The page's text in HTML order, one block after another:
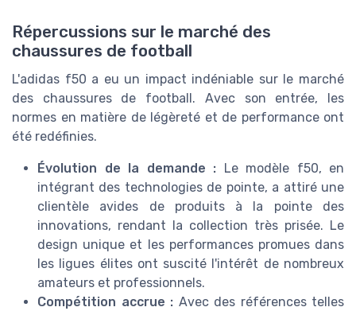
Répercussions sur le marché des
chaussures de football
L'adidas f50 a eu un impact indéniable sur le marché
des chaussures de football. Avec son entrée, les
normes en matière de légèreté et de performance ont
été redéfinies.
Évolution de la demande : Le modèle f50, en
intégrant des technologies de pointe, a attiré une
clientèle avides de produits à la pointe des
innovations, rendant la collection très prisée. Le
design unique et les performances promues dans
les ligues élites ont suscité l'intérêt de nombreux
amateurs et professionnels.
Compétition accrue : Avec des références telles